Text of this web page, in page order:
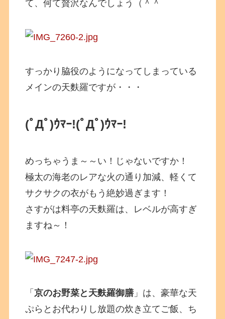
て、何て贅沢なんでしょう（＾＾
すっかり脇役のようになってしまっている
メインの天麩羅ですが・・・
(ﾟДﾟ)ｳﾏｰ!(ﾟДﾟ)ｳﾏｰ!
めっちゃうま～～い！じゃないですか！
極太の海老のレアな火の通り加減、軽くて
サクサクの衣がもう絶妙過ぎます！
さすがは料亭の天麩羅は、レベルが高すぎ
ますね～！
「京のお野菜と天麩羅御膳」は、豪華な天
ぷらとお代わりし放題の炊き立てご飯、ち